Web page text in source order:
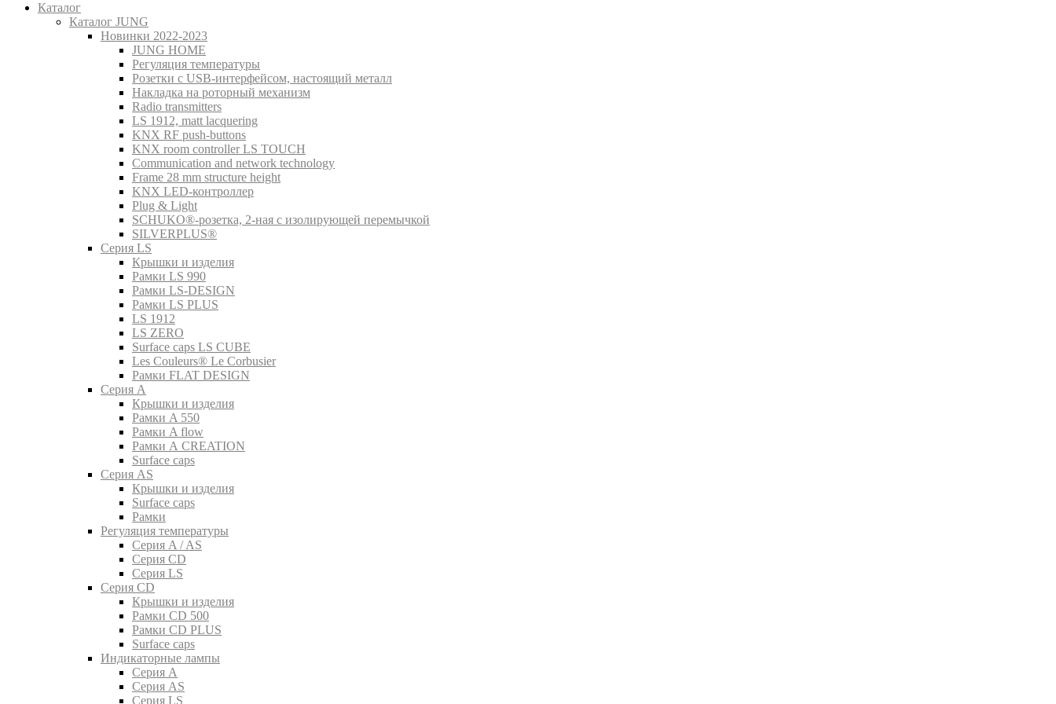
Каталог
Каталог JUNG
Новинки 2022-2023
JUNG HOME
Регуляция температуры
Розетки с USB-интерфейсом, настоящий металл
Накладка на роторный механизм
Radio transmitters
LS 1912, matt lacquering
KNX RF push-buttons
KNX room controller LS TOUCH
Communication and network technology
Frame 28 mm structure height
KNX LED-контроллер
Plug & Light
SCHUKO®-розетка, 2-ная с изолирующей перемычкой
SILVERPLUS®
Серия LS
Крышки и изделия
Рамки LS 990
Рамки LS-DESIGN
Рамки LS PLUS
LS 1912
LS ZERO
Surface caps LS CUBE
Les Couleurs® Le Corbusier
Рамки FLAT DESIGN
Серия A
Крышки и изделия
Рамки A 550
Рамки A flow
Рамки A CREATION
Surface caps
Серия AS
Крышки и изделия
Surface caps
Рамки
Регуляция температуры
Серия A / AS
Серия CD
Серия LS
Серия CD
Крышки и изделия
Рамки CD 500
Рамки CD PLUS
Surface caps
Индикаторные лампы
Серия A
Серия AS
Серия LS